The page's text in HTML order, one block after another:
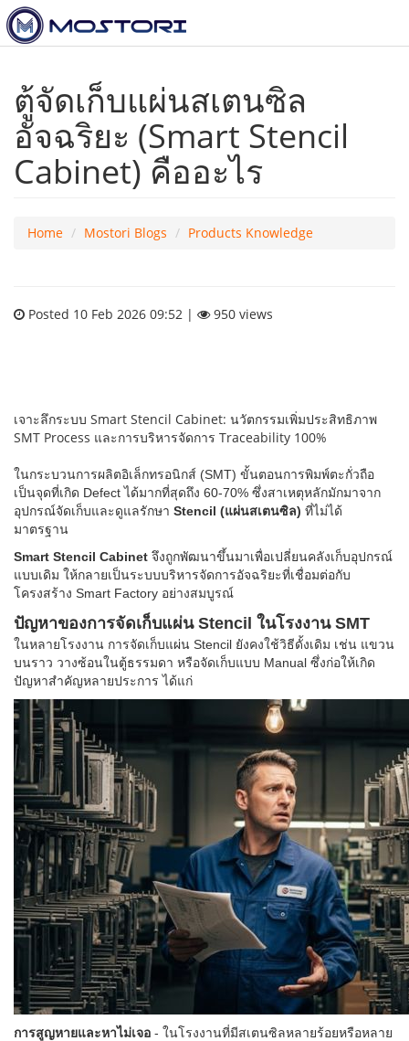
ตู้จัดเก็บแผ่นสเตนซิล
อัจฉริยะ (Smart Stencil
Cabinet) คืออะไร
Home Mostori Blogs Products Knowledge
Posted 10 Feb 2026 09:52 | 950 views
เจาะลึกระบบ Smart Stencil Cabinet: นวัตกรรมเพิ่มประสิทธิภาพ
SMT Process และการบริหารจัดการ Traceability 100%
ในกระบวนการผลิตอิเล็กทรอนิกส์ (SMT) ขั้นตอนการพิมพ์ตะกั่วถือ
เป็นจุดที่เกิด Defect ได้มากที่สุดถึง 60-70% ซึ่งสาเหตุหลักมักมาจาก
อุปกรณ์จัดเก็บและดูแลรักษา Stencil (แผ่นสเตนซิล) ที่ไม่ได้
มาตรฐาน
Smart Stencil Cabinet จึงถูกพัฒนาขึ้นมาเพื่อเปลี่ยนคลังเก็บอุปกรณ์
แบบเดิม ให้กลายเป็นระบบบริหารจัดการอัจฉริยะที่เชื่อมต่อกับ
โครงสร้าง Smart Factory อย่างสมบูรณ์
ปัญหาของการจัดเก็บแผ่น Stencil ในโรงงาน SMT
ในหลายโรงงาน การจัดเก็บแผ่น Stencil ยังคงใช้วิธีดั้งเดิม เช่น แขวน
บนราว วางซ้อนในตู้ธรรมดา หรือจัดเก็บแบบ Manual ซึ่งก่อให้เกิด
ปัญหาสำคัญหลายประการ ได้แก่
การสูญหายและหาไม่เจอ - ในโรงงานที่มีสเตนซิลหลายร้อยหรือหลาย